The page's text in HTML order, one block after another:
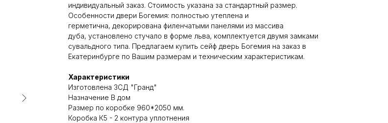
индивидуальный заказ. Стоимость указана за стандартный размер.
Особенности двери Богемия: полностью утеплена и
герметична, декорирована филенчатыми панелями из массива
дуба, установлено стучало в форме льва, комплектуется двумя замками
сувальдного типа. Предлагаем купить сейф дверь Богемия на заказ в
Екатеринбурге по Вашим размерам и техническим характеристикам.
Характеристики
Изготовлена ЗСД "Гранд"
Назначение В дом
Размер по коробке 960*2050 мм.
Коробка К5 - 2 контура уплотнения